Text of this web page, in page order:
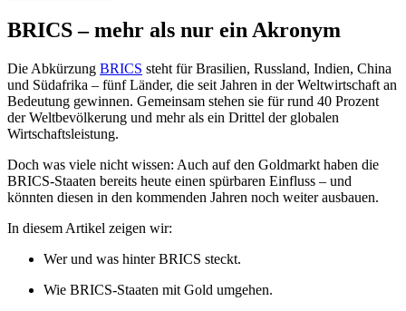
BRICS – mehr als nur ein Akronym
Die Abkürzung BRICS steht für Brasilien, Russland, Indien, China
und Südafrika – fünf Länder, die seit Jahren in der Weltwirtschaft an
Bedeutung gewinnen. Gemeinsam stehen sie für rund 40 Prozent
der Weltbevölkerung und mehr als ein Drittel der globalen
Wirtschaftsleistung.
Doch was viele nicht wissen: Auch auf den Goldmarkt haben die
BRICS-Staaten bereits heute einen spürbaren Einfluss – und
könnten diesen in den kommenden Jahren noch weiter ausbauen.
In diesem Artikel zeigen wir:
Wer und was hinter BRICS steckt.
Wie BRICS-Staaten mit Gold umgehen.